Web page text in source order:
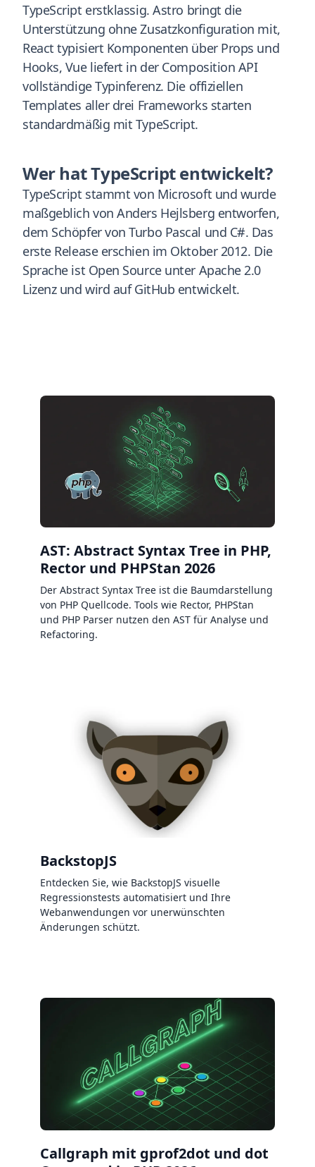
TypeScript erstklassig. Astro bringt die
Unterstützung ohne Zusatzkonfiguration mit,
React typisiert Komponenten über Props und
Hooks, Vue liefert in der Composition API
vollständige Typinferenz. Die offiziellen
Templates aller drei Frameworks starten
standardmäßig mit TypeScript.
Wer hat TypeScript entwickelt?
TypeScript stammt von Microsoft und wurde
maßgeblich von Anders Hejlsberg entworfen,
dem Schöpfer von Turbo Pascal und C#. Das
erste Release erschien im Oktober 2012. Die
Sprache ist Open Source unter Apache 2.0
Lizenz und wird auf GitHub entwickelt.
AST: Abstract Syntax Tree in PHP,
Rector und PHPStan 2026
Der Abstract Syntax Tree ist die Baumdarstellung
von PHP Quellcode. Tools wie Rector, PHPStan
und PHP Parser nutzen den AST für Analyse und
Refactoring.
BackstopJS
Entdecken Sie, wie BackstopJS visuelle
Regressionstests automatisiert und Ihre
Webanwendungen vor unerwünschten
Änderungen schützt.
Callgraph mit gprof2dot und dot